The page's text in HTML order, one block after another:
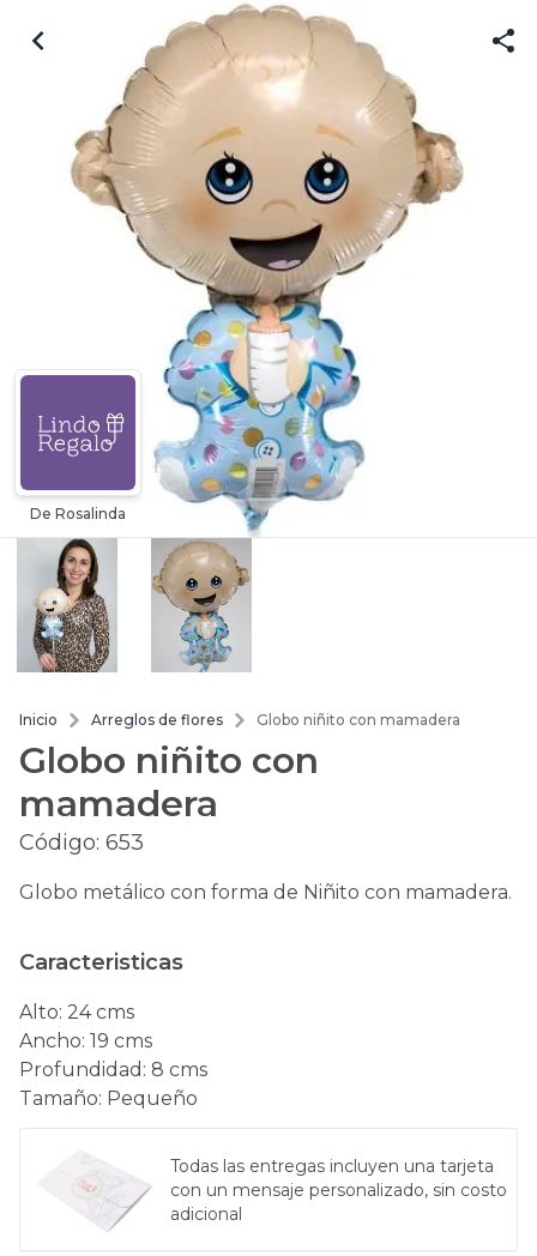
De Rosalinda
Inicio Arreglos de flores Globo niñito con mamadera
Globo niñito con
mamadera
Código: 653
Globo metálico con forma de Niñito con mamadera.
Caracteristicas
Alto: 24 cms
Ancho: 19 cms
Profundidad : 8 cms
Tamaño: Pequeño
Todas las entregas incluyen una tarjeta
con un mensaje personalizado, sin costo
adicional